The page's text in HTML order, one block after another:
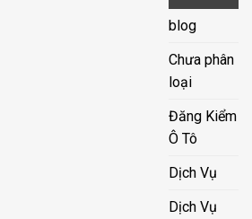
blog
Chưa phân
loại
Đăng Kiểm
Ô Tô
Dịch Vụ
Dịch Vụ